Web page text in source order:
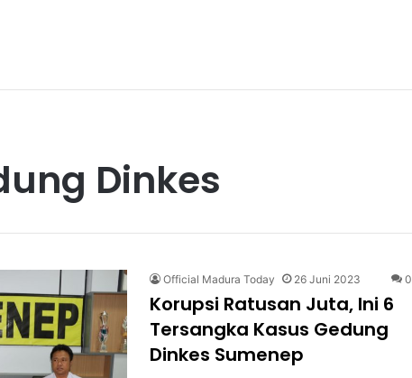
Dinkes
Official Madura Today 26 Juni 2023 0
Korupsi Ratusan Juta, Ini 6
Tersangka Kasus Gedung
Dinkes Sumenep